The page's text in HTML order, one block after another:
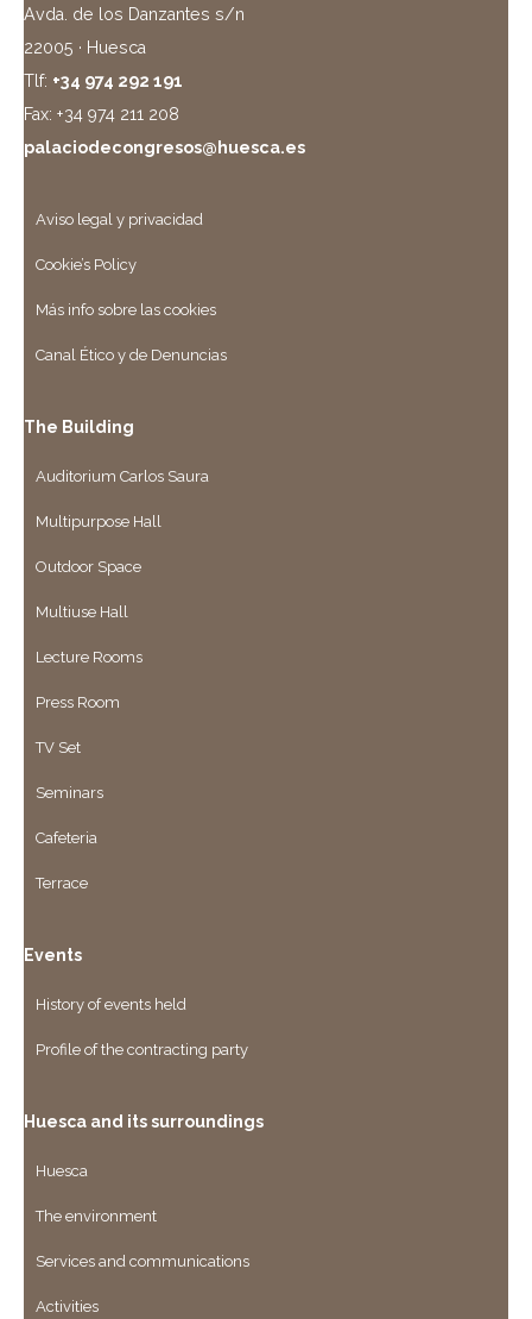
Avda. de los Danzantes s/n
22005 · Huesca
Tlf: +34 974 292 191
Fax: +34 974 211 208
palaciodecongresos@huesca.es
Aviso legal y privacidad
Cookie’s Policy
Más info sobre las cookies
Canal Ético y de Denuncias
The Building
Auditorium Carlos Saura
Multipurpose Hall
Outdoor Space
Multiuse Hall
Lecture Rooms
Press Room
TV Set
Seminars
Cafeteria
Terrace
Events
History of events held
Profile of the contracting party
Huesca and its surroundings
Huesca
The environment
Services and communications
Activities